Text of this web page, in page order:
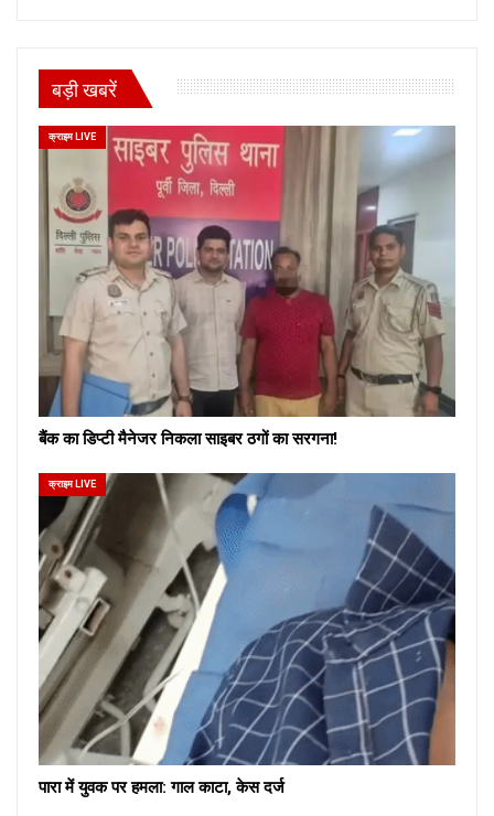
बड़ी खबरें
क्राइम LIVE
बैंक का डिप्टी मैनेजर निकला साइबर ठगों का सरगना!
क्राइम LIVE
पारा में युवक पर हमला: गाल काटा, केस दर्ज